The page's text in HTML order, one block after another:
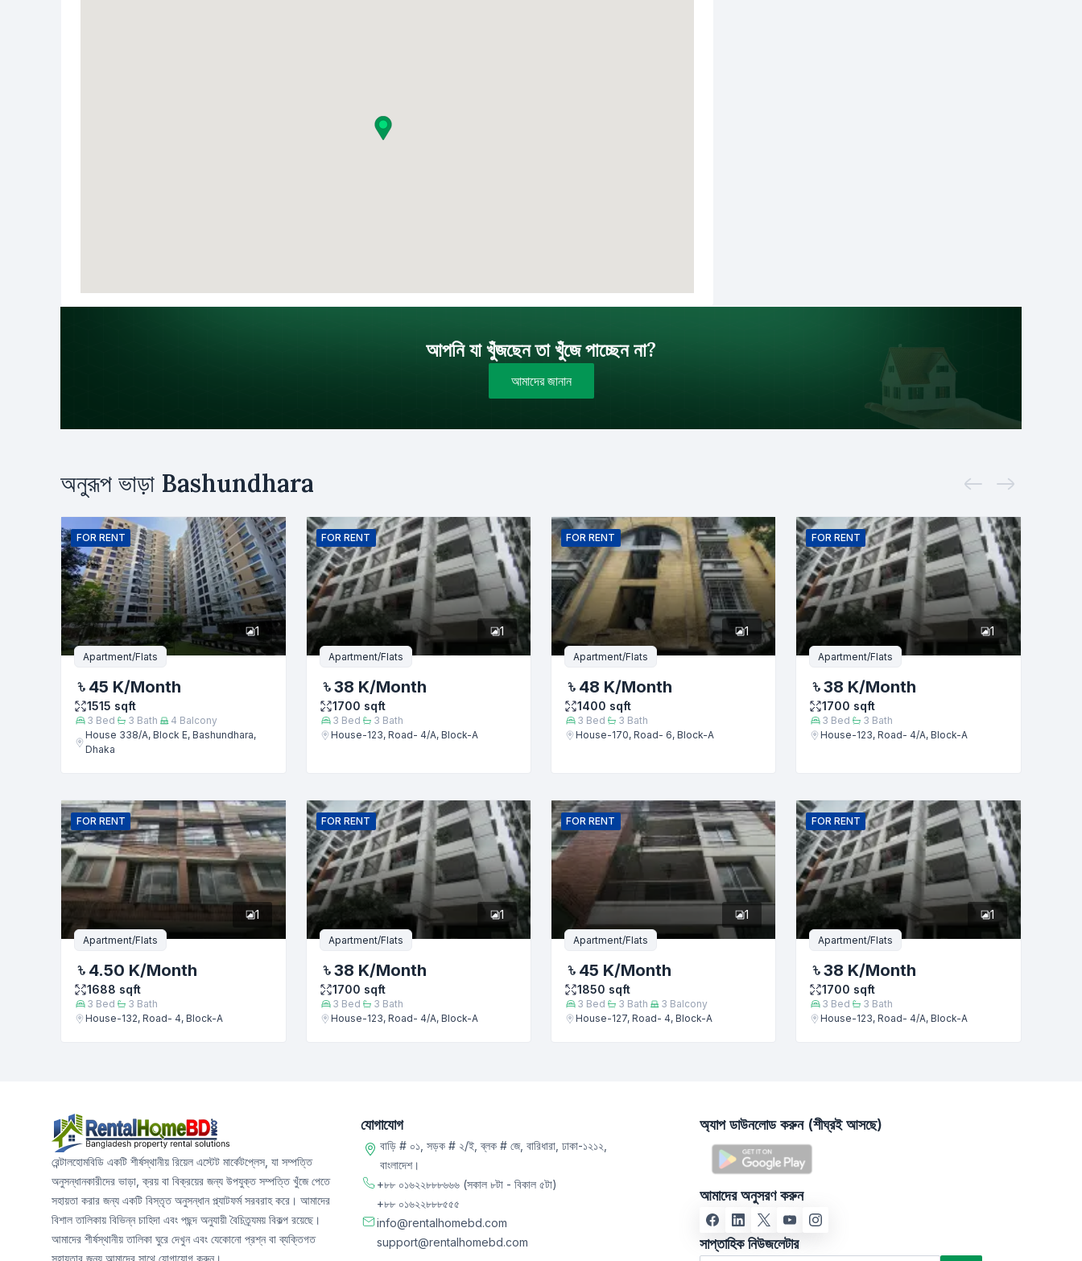
আপনি যা খুঁজছেন তা খুঁজে পাচ্ছেন না?
আমাদের জানান
ভাড়া
ইমেইল
ফোন নম্বর
অনুরূপ ভাড়া Bashundhara
FOR RENT
1
Apartment/Flats
45 K/Month
1515 sqft
3 Bed 3 Bath 4 Balcony
House 338/A, Block E, Bashundhara,
Dhaka
FOR RENT
1
Apartment/Flats
38 K/Month
1700 sqft
3 Bed 3 Bath
House-123, Road- 4/A, Block-A
FOR RENT
1
Apartment/Flats
48 K/Month
1400 sqft
3 Bed 3 Bath
House-170, Road- 6, Block-A
FOR RENT
1
Apartment/Flats
38 K/Month
1700 sqft
3 Bed 3 Bath
House-123, Road- 4/A, Block-A
FOR RENT
1
Apartment/Flats
4.50 K/Month
1688 sqft
3 Bed 3 Bath
House-132, Road- 4, Block-A
FOR RENT
1
Apartment/Flats
38 K/Month
1700 sqft
3 Bed 3 Bath
House-123, Road- 4/A, Block-A
FOR RENT
1
Apartment/Flats
45 K/Month
1850 sqft
3 Bed 3 Bath 3 Balcony
House-127, Road- 4, Block-A
FOR RENT
1
Apartment/Flats
38 K/Month
1700 sqft
3 Bed 3 Bath
House-123, Road- 4/A, Block-A
রেন্টালহোমবিডি একটি শীর্ষস্থানীয় রিয়েল এস্টেট মার্কেটপ্লেস, যা সম্পত্তি
অনুসন্ধানকারীদের ভাড়া, ক্রয় বা বিক্রয়ের জন্য উপযুক্ত সম্পত্তি খুঁজে পেতে
সহায়তা করার জন্য একটি বিস্তৃত অনুসন্ধান প্ল্যাটফর্ম সরবরাহ করে। আমাদের
বিশাল তালিকায় বিভিন্ন চাহিদা এবং পছন্দ অনুযায়ী বৈচিত্র্যময় বিকল্প রয়েছে।
আমাদের শীর্ষস্থানীয় তালিকা ঘুরে দেখুন এবং যেকোনো প্রশ্ন বা ব্যক্তিগত
সহায়তার জন্য আমাদের সাথে যোগাযোগ করুন।
যোগাযোগ
বাড়ি # ০১, সড়ক # ২/ই, ব্লক # জে, বারিধারা, ঢাকা-১২১২,
বাংলাদেশ।
+৮৮ ০১৬২২৮৮৮৬৬৬ (সকাল ৮টা - বিকাল ৫টা)
+৮৮ ০১৬২২৮৮৮৫৫৫
info@rentalhomebd.com
support@rentalhomebd.com
অ্যাপ ডাউনলোড করুন (শীঘ্রই আসছে)
আমাদের অনুসরণ করুন
সাপ্তাহিক নিউজলেটার